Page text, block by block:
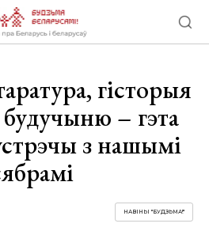
гісторыя
– гэта
з нашымі
НАВІНЫ "БУДЗЬМА!"